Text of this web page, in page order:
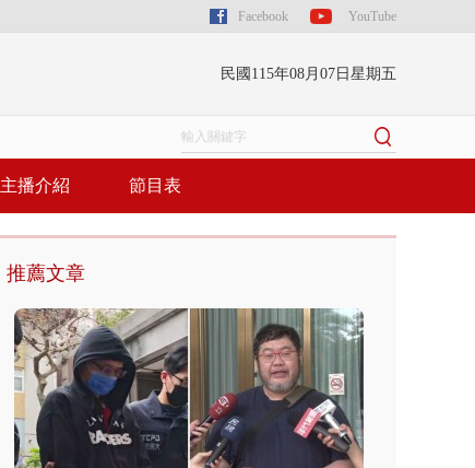
Facebook YouTube
民國115年08月07日星期五
主播介紹 節目表
推薦文章